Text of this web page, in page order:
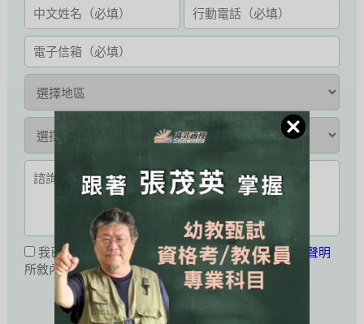
我已閱讀並同意接受
公職王會員服務條款暨隱私權聲明
所敘內容。
活動未開始或已結束